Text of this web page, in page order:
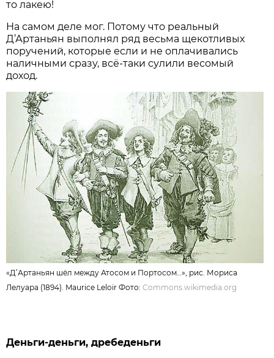
то лакею!
На самом деле мог. Потому что реальный
Д’Артаньян выполнял ряд весьма щекотливых
поручений, которые если и не оплачивались
наличными сразу, всё-таки сулили весомый
доход.
«Д’Артаньян шёл между Атосом и Портосом…», рис. Мориса
Лелуара (1894). Maurice Leloir Фото:Commons.wikimedia.org
Деньги-деньги, дребеденьги